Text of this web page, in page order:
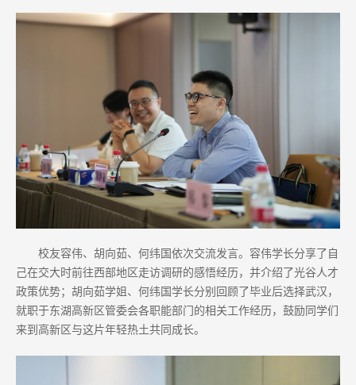
校友容伟、胡向茹、何纬国依次交流发言。容伟学长分享了自
己在交大时前往西部地区走访调研的感悟经历，并介绍了光谷人才
政策优势；胡向茹学姐、何纬国学长分别回顾了毕业后选择武汉，
就职于东湖高新区管委会各职能部门的相关工作经历，鼓励同学们
来到高新区与这片年轻热土共同成长。